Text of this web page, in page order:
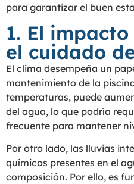
para garantizar el buen
1. El
el cuidado
El clima desempeña un
mantenimiento de la
temperaturas, puede
del agua, lo que podría
frecuente para mantener
Por otro lado, las lluvias
químicos presentes en el
composición. Por ello, es